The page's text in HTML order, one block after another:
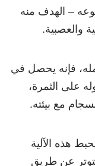
– الهدف منه
والعصبية.
فإنه يحصل في
على الثمرة،
مع بيئته.
هذه الآلية
عن طريق